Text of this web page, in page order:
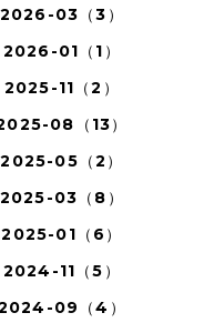
2026-03（3）
2026-01（1）
2025-11（2）
08（13）
2025-05（2）
2025-03（8）
2025-01（6）
2024-11（5）
09（4）